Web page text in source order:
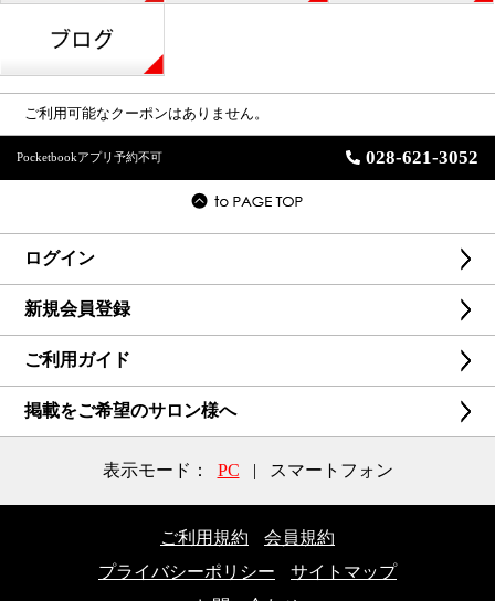
ご利用可能なクーポンはありません。
Pocketbookアプリ予約不可 028-621-3052
ログイン
新規会員登録
ご利用ガイド
掲載をご希望のサロン様へ
表示モード： PC | スマートフォン
ご利用規約
会員規約
プライバシーポリシー
サイトマップ